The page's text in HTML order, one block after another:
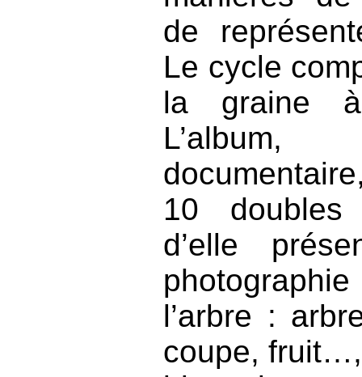
de
Le cycle
la graine
10 doubles
d’elle
l’arbre :
coupe,